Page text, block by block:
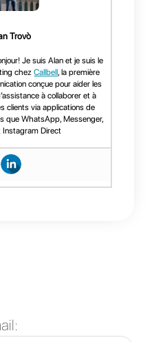
une seule
agents.
appliquer le
quelle que soit
message, utiliser des
tels que le
des conversations,
permet de
où que vous